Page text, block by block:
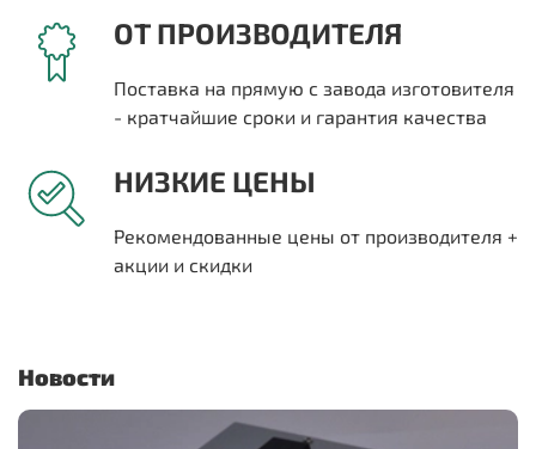
ОТ ПРОИЗВОДИТЕЛЯ
Поставка на прямую с завода изготовителя
- кратчайшие сроки и гарантия качества
НИЗКИЕ ЦЕНЫ
Рекомендованные цены от производителя +
акции и скидки
Новости